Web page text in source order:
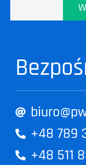
+48 789
+48 511